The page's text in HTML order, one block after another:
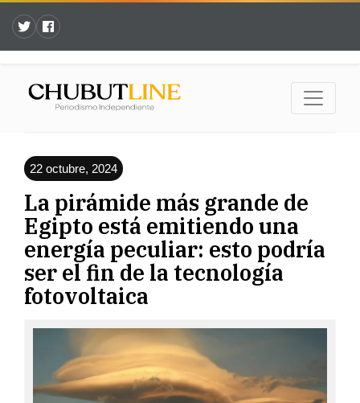
22 octubre, 2024
La pirámide más grande de
Egipto está emitiendo una
energía peculiar: esto podría
ser el fin de la tecnología
fotovoltaica